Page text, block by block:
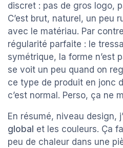
discret : pas de gros logo,
C’est brut, naturel, un peu
avec le matériau. Par
régularité parfaite : le
symétrique, la forme n’est
se voit un peu quand on
ce type de produit en jonc
c’est normal. Perso, ça ne
En résumé, niveau design,
global et les couleurs. Ça
peu de chaleur dans une